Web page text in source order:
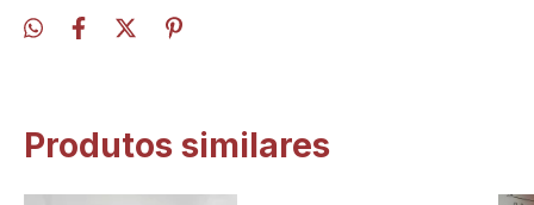
Produtos similares